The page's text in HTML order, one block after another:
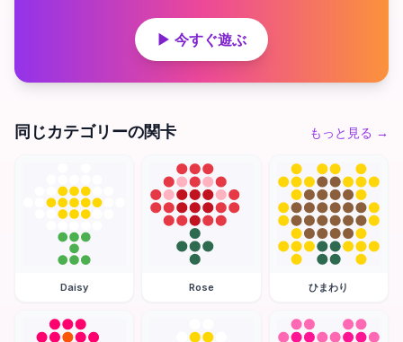
▶ 今すぐ遊ぶ
同じカテゴリーの関卡 もっと見る →
Daisy Rose ひまわり